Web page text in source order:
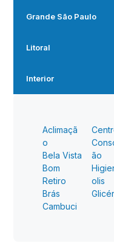
Grande São Paulo
Litoral
Interior
Aclimaçã
o
Bela Vista
Bom
Retiro
Brás
Cambuci
ão
olis